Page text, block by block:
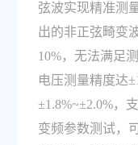
弦波实现精准测
出的非正弦畸变
10%，无法满足
电压测量精度达
±1.8%~±2.0%，
变频参数测试，